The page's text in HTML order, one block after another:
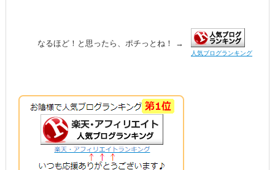
なるほど！と思ったら、ポチっとね！ →
人気ブログランキング